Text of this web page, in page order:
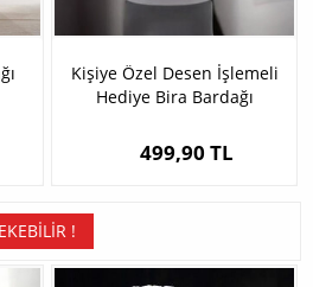
Kişiye Özel Desen İşlemeli
Hediye Bira Bardağı
499,90 TL
!